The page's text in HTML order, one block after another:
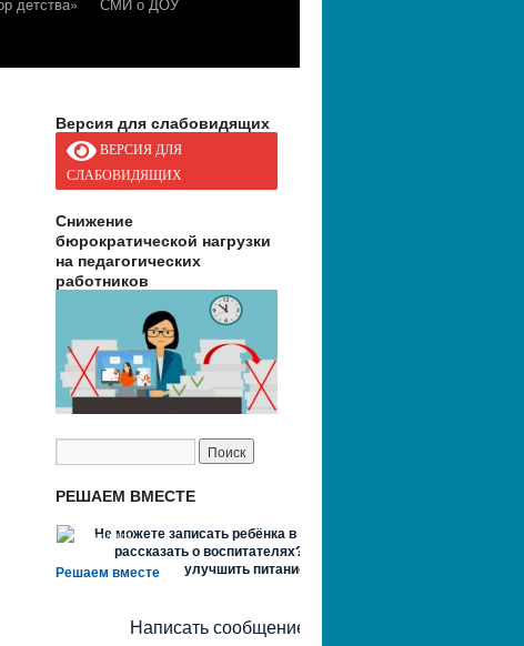
Версия для слабовидящих
ВЕРСИЯ ДЛЯ
СЛАБОВИДЯЩИХ
Снижение
бюрократической нагрузки
на педагогических
работников
РЕШАЕМ ВМЕСТЕ
Решаем вместе
Не можете записать ребёнка в сад? Хотите
рассказать о воспитателях? Знаете, как
улучшить питание и занятия?
Написать сообщение